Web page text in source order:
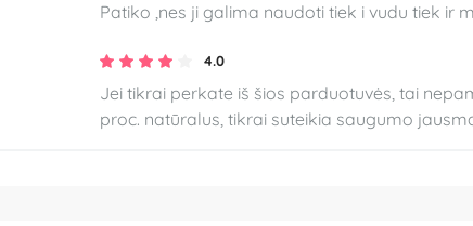
Patiko ,nes ji galima naudoti tiek i vudu tiek ir
4.0
Jei tikrai perkate iš šios parduotuvės, tai
proc. natūralus, tikrai suteikia saugumo